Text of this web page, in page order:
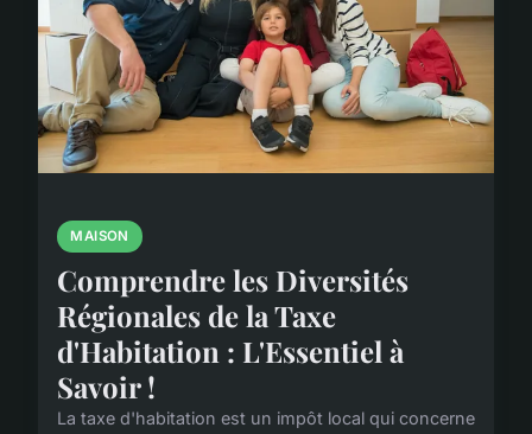
MAISON
Comprendre les Diversités
Régionales de la Taxe
d'Habitation : L'Essentiel à
Savoir !
La taxe d'habitation est un impôt local qui concerne